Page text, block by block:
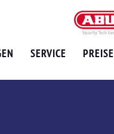
SERVICE PREISE